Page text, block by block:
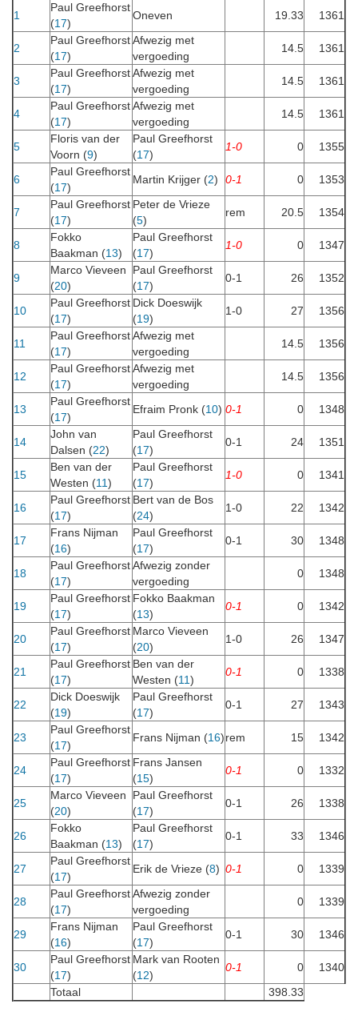
1
Paul Greefhorst
(17)
Oneven 19.33 1361
2
Paul Greefhorst
(17)
Afwezig met
vergoeding
14.5 1361
3
Paul Greefhorst
(17)
Afwezig met
vergoeding
14.5 1361
4
Paul Greefhorst
(17)
Afwezig met
vergoeding
14.5 1361
5
Floris van der
Voorn (9)
Paul Greefhorst
(17)
1-0 0 1355
6
Paul Greefhorst
(17)
Martin Krijger (2) 0-1 0 1353
7
Paul Greefhorst
(17)
Peter de Vrieze
(5)
rem 20.5 1354
8
Fokko
Baakman (13)
Paul Greefhorst
(17)
1-0 0 1347
9
Marco Vieveen
(20)
Paul Greefhorst
(17)
0-1 26 1352
10
Paul Greefhorst
(17)
Dick Doeswijk
(19)
1-0 27 1356
11
Paul Greefhorst
(17)
Afwezig met
vergoeding
14.5 1356
12
Paul Greefhorst
(17)
Afwezig met
vergoeding
14.5 1356
13
Paul Greefhorst
(17)
Efraim Pronk (10) 0-1 0 1348
14
John van
Dalsen (22)
Paul Greefhorst
(17)
0-1 24 1351
15
Ben van der
Westen (11)
Paul Greefhorst
(17)
1-0 0 1341
16
Paul Greefhorst
(17)
Bert van de Bos
(24)
1-0 22 1342
17
Frans Nijman
(16)
Paul Greefhorst
(17)
0-1 30 1348
18
Paul Greefhorst
(17)
Afwezig zonder
vergoeding
0 1348
19
Paul Greefhorst
(17)
Fokko Baakman
(13)
0-1 0 1342
20
Paul Greefhorst
(17)
Marco Vieveen
(20)
1-0 26 1347
21
Paul Greefhorst
(17)
Ben van der
Westen (11)
0-1 0 1338
22
Dick Doeswijk
(19)
Paul Greefhorst
(17)
0-1 27 1343
23
Paul Greefhorst
(17)
Frans Nijman (16)rem 15 1342
24
Paul Greefhorst
(17)
Frans Jansen
(15)
0-1 0 1332
25
Marco Vieveen
(20)
Paul Greefhorst
(17)
0-1 26 1338
26
Fokko
Baakman (13)
Paul Greefhorst
(17)
0-1 33 1346
27
Paul Greefhorst
(17)
Erik de Vrieze (8) 0-1 0 1339
28
Paul Greefhorst
(17)
Afwezig zonder
vergoeding
0 1339
29
Frans Nijman
(16)
Paul Greefhorst
(17)
0-1 30 1346
30
Paul Greefhorst
(17)
Mark van Rooten
(12)
0-1 0
1340
Totaal
398.33